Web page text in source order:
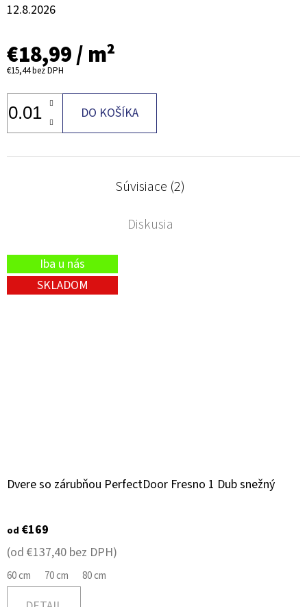
12.8.2026
€18,99/ m²
€15,44bez DPH
DO KOŠÍKA
Súvisiace (2)
Diskusia
Iba u nás
SKLADOM
Dvere so zárubňou PerfectDoor Fresno 1 Dub snežný
od €169
(od €137,40 bez DPH)
60 cm 70 cm 80 cm